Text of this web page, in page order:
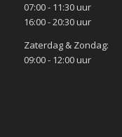
07:00 - 11:30 uur
16:00 - 20:30 uur
Zaterdag & Zondag:
09:00 - 12:00 uur